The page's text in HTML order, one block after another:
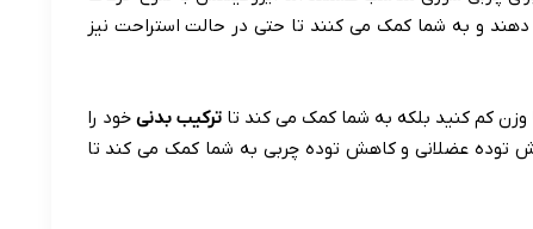
و به شما کمک می کنند تا حتی در حالت استراحت نیز
وزن کم کنید بلکه به شما کمک می کند تاترکیب بدنی خود را
توده عضلانی و کاهش توده چربی به شما کمک می کند تا